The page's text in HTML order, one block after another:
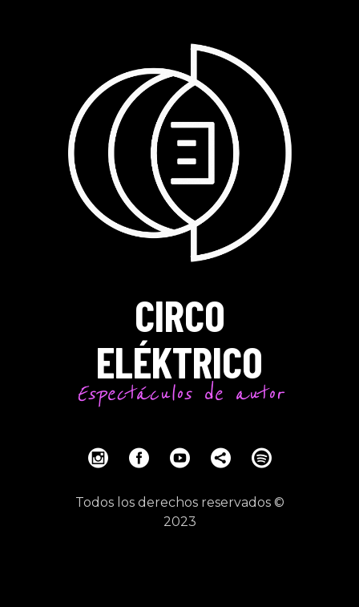
CIRCO
ELÉKTRICO
Espectáculos de autor
Todos los derechos reservados ©
2023